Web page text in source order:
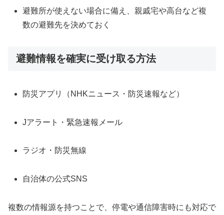
避難所が使えない場合に備え、親戚宅や高台など複
数の避難先を決めておく
避難情報を確実に受け取る方法
防災アプリ（NHKニュース・防災速報など）
Jアラート・緊急速報メール
ラジオ・防災無線
自治体の公式SNS
複数の情報源を持つことで、停電や通信障害時にも対応で